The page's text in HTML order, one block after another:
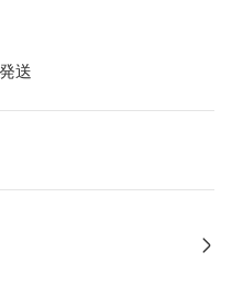
文と全訳を照合できる
高等学校）
校）
カエルの女の子（筑波大学
慶應義塾志木高等学校）
送